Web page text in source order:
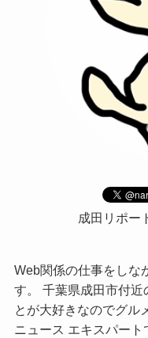
成田リポー
Web関係の仕事をしな
す。 千葉県成田市付近
とが大好きなのでグル
ニュース エキスパート